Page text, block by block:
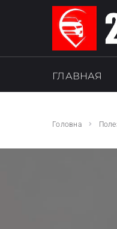
ГЛАВНАЯ
Головна